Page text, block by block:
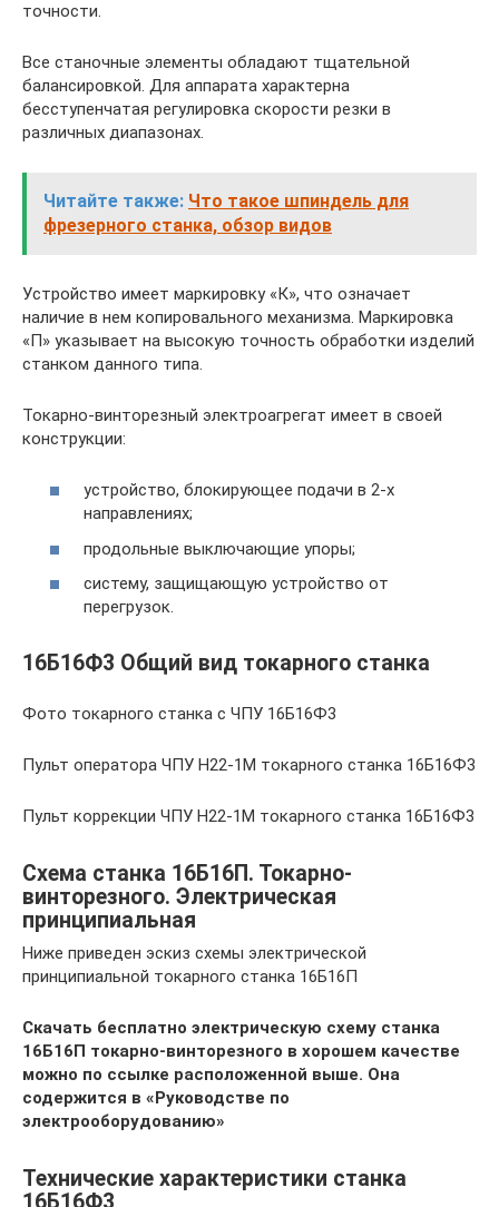
точности.
Все станочные элементы обладают тщательной
балансировкой. Для аппарата характерна
бесступенчатая регулировка скорости резки в
различных диапазонах.
Читайте также: Что такое шпиндель для
фрезерного станка, обзор видов
Устройство имеет маркировку «К», что означает
наличие в нем копировального механизма. Маркировка
«П» указывает на высокую точность обработки изделий
станком данного типа.
Токарно-винторезный электроагрегат имеет в своей
конструкции:
устройство, блокирующее подачи в 2-х
направлениях;
продольные выключающие упоры;
систему, защищающую устройство от
перегрузок.
16Б16Ф3 Общий вид токарного станка
Фото токарного станка с ЧПУ 16Б16Ф3
Пульт оператора ЧПУ Н22-1М токарного станка 16Б16Ф3
Пульт коррекции ЧПУ Н22-1М токарного станка 16Б16Ф3
Схема станка 16Б16П. Токарно-
винторезного. Электрическая
принципиальная
Ниже приведен эскиз схемы электрической
принципиальной токарного станка 16Б16П
Скачать бесплатно электрическую схему станка
16Б16П токарно-винторезного в хорошем качестве
можно по ссылке расположенной выше. Она
содержится в «Руководстве по
электрооборудованию»
Технические характеристики станка
16Б16Ф3